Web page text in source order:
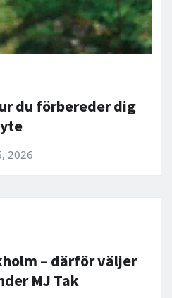
du förbereder dig
2026
– därför väljer
MJ Tak